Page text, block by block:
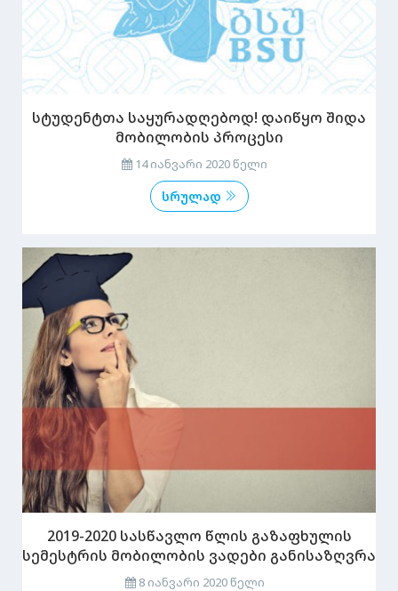
სტუდენტთა საყურადღებოდ! დაიწყო შიდა
მობილობის პროცესი
14 იანვარი 2020 წელი
სრულად
2019-2020 სასწავლო წლის გაზაფხულის
სემესტრის მობილობის ვადები განისაზღვრა
8 იანვარი 2020 წელი